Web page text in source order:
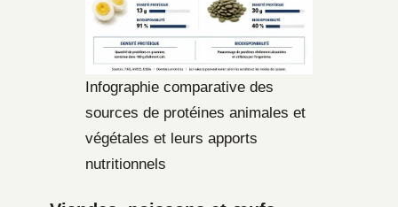
Infographie comparative des
sources de protéines animales et
végétales et leurs apports
nutritionnels